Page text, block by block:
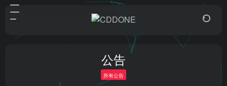
公告
所有公告